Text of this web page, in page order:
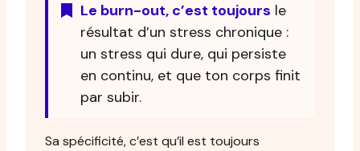
Le burn-out, c’est toujours le
résultat d’un stress chronique :
un stress qui dure, qui persiste
en continu, et que ton corps finit
par subir.
Sa spécificité, c’est qu’il est toujours